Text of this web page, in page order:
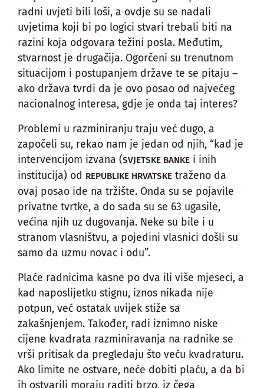
radni uvjeti bili loši, a ovdje su se nadali
uvjetima koji bi po logici stvari trebali biti na
razini koja odgovara težini posla. Međutim,
stvarnost je drugačija. Ogorčeni su trenutnom
situacijom i postupanjem države te se pitaju –
ako država tvrdi da je ovo posao od najvećeg
nacionalnog interesa, gdje je onda taj interes?
Problemi u razminiranju traju već dugo, a
započeli su, rekao nam je jedan od njih, “kad je
intervencijom izvana (SVJETSKE BANKE i inih
institucija) od REPUBLIKE HRVATSKE traženo da
ovaj posao ide na tržište. Onda su se pojavile
privatne tvrtke, a do sada su se 63 ugasile,
većina njih uz dugovanja. Neke su bile i u
stranom vlasništvu, a pojedini vlasnici došli su
samo da uzmu novac i odu”.
Plaće radnicima kasne po dva ili više mjeseci, a
kad naposlijetku stignu, iznos nikada nije
potpun, već ostatak uvijek stiže sa
zakašnjenjem. Također, radi iznimno niske
cijene kvadrata razminiravanja na radnike se
vrši pritisak da pregledaju što veću kvadraturu.
Ako limite ne ostvare, neće dobiti plaću, a da bi
ih ostvarili moraju raditi brzo, iz čega